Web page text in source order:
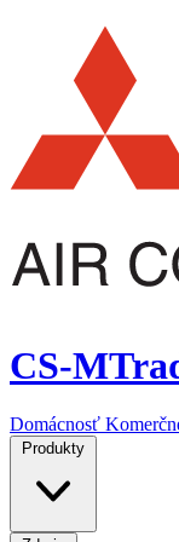
CS-
Domácnosť
Produkty